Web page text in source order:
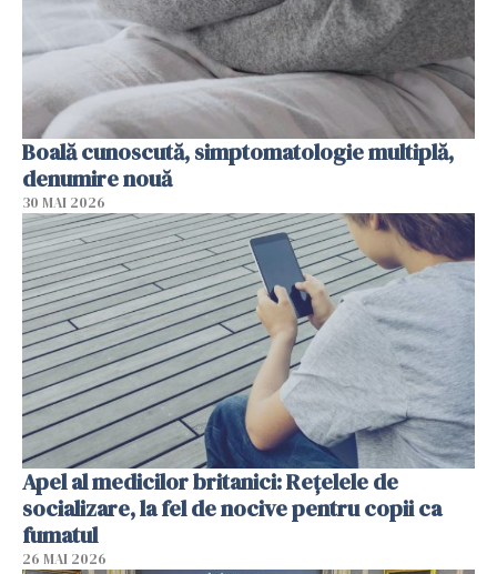
Boală cunoscută, simptomatologie multiplă,
denumire nouă
30 MAI 2026
Apel al medicilor britanici: Reţelele de
socializare, la fel de nocive pentru copii ca
fumatul
26 MAI 2026